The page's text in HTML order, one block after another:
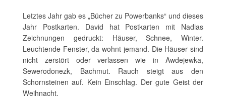
Letztes Jahr gab es „Bücher zu Powerbanks“ und dieses
Jahr Postkarten. David hat Postkarten mit Nadias
Zeichnungen gedruckt: Häuser, Schnee, Winter.
Leuchtende Fenster, da wohnt jemand. Die Häuser sind
nicht zerstört oder verlassen wie in Awdejewka,
Sewerodonezk, Bachmut. Rauch steigt aus den
Schornsteinen auf. Kein Einschlag. Der gute Geist der
Weihnacht.